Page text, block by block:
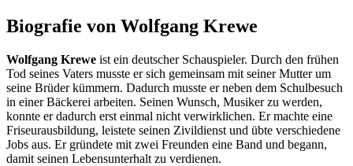
Biografie von Wolfgang Krewe
Wolfgang Krewe ist ein deutscher Schauspieler. Durch den frühen
Tod seines Vaters musste er sich gemeinsam mit seiner Mutter um
seine Brüder kümmern. Dadurch musste er neben dem Schulbesuch
in einer Bäckerei arbeiten. Seinen Wunsch, Musiker zu werden,
konnte er dadurch erst einmal nicht verwirklichen. Er machte eine
Friseurausbildung, leistete seinen Zivildienst und übte verschiedene
Jobs aus. Er gründete mit zwei Freunden eine Band und begann,
damit seinen Lebensunterhalt zu verdienen.